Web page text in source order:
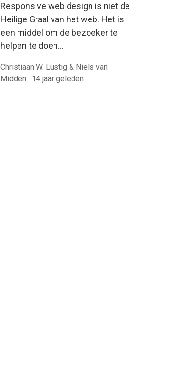
Responsive web design is niet de
Heilige Graal van het web. Het is
een middel om de bezoeker te
helpen te doen…
Christiaan W. Lustig & Niels van
Midden · 14 jaar geleden